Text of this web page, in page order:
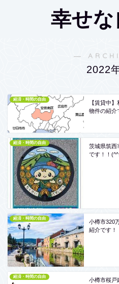
幸せ
―
2022
経済・時間の自由
【賃貸中
物件の紹介
経済・時間の自由
茨城県筑西
です！！
経済・時間の自由
小樽市320
紹介です！
経済・時間の自由
小樽市桜戸